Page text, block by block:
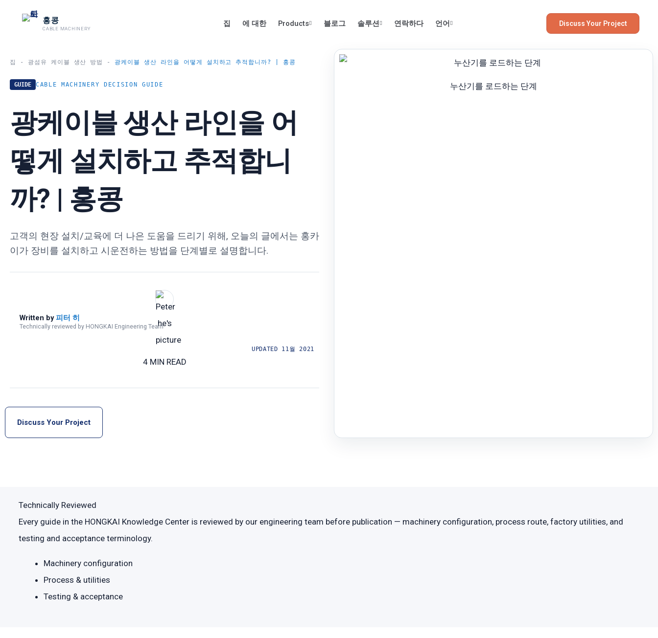
홍콩
CABLE MACHINERY
집 에 대한 Products 블로그 솔루션 연락하다 언어 Discuss Your Project
집 - 광섬유 케이블 생산 방법 - 광케이블 생산 라인을 어떻게 설치하고 추적합니까? | 홍콩
GUIDE CABLE MACHINERY DECISION GUIDE
광케이블 생산 라인을 어
떻게 설치하고 추적합니
까? | 홍콩
고객의 현장 설치/교육에 더 나은 도움을 드리기 위해, 오늘의 글에서는 홍카
이가 장비를 설치하고 시운전하는 방법을 단계별로 설명합니다.
Written by피터 히
Technically reviewed by HONGKAI Engineering Team
UPDATED 11월 2021
4 MIN READ
Discuss Your Project
누산기를 로드하는 단계
Technically Reviewed
Every guide in the HONGKAI Knowledge Center is reviewed by our engineering team before publication — machinery configuration, process route, factory utilities, and
testing and acceptance terminology.
Machinery configuration
Process & utilities
Testing & acceptance